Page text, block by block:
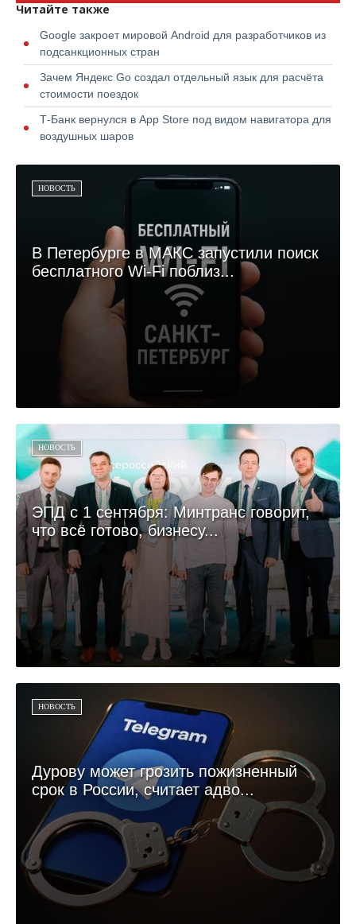
Читайте также
Google закроет мировой Android для разработчиков из
подсанкционных стран
Зачем Яндекс Go создал отдельный язык для расчёта
стоимости поездок
Т-Банк вернулся в App Store под видом навигатора для
воздушных шаров
НОВОСТЬ
В Петербурге в МАКС запустили поиск
бесплатного Wi-Fi поблиз...
НОВОСТЬ
ЭПД с 1 сентября: Минтранс говорит,
что всё готово, бизнесу...
НОВОСТЬ
Дурову может грозить пожизненный
срок в России, считает адво...